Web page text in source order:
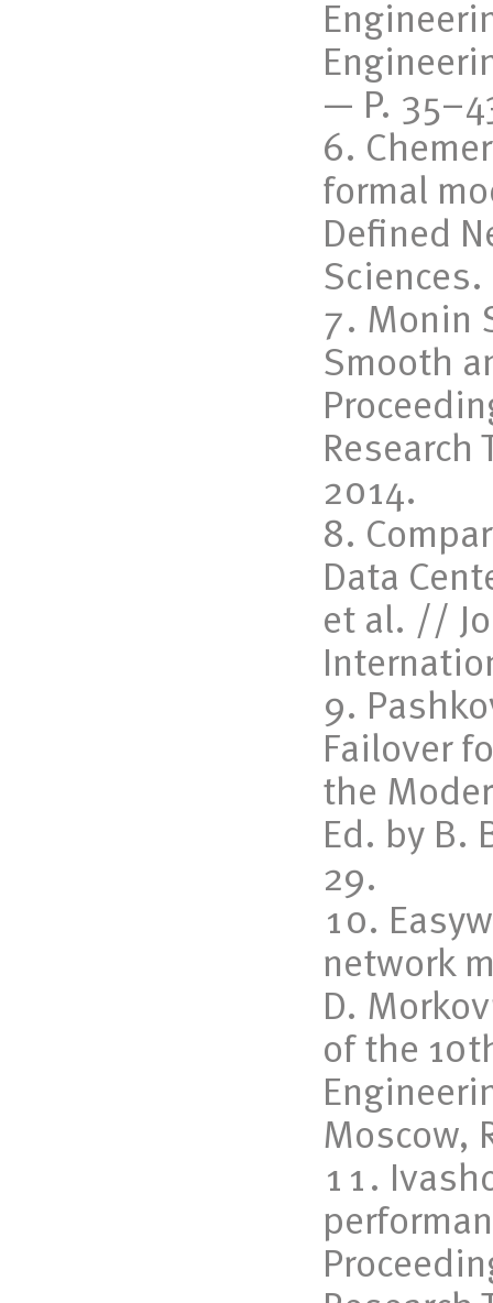
— P.
formal
Defined
Monin
Smooth
Research
2014.
Data
et al. //
Failover
the
Ed. by В.
29.
network
D.
of the
Moscow,